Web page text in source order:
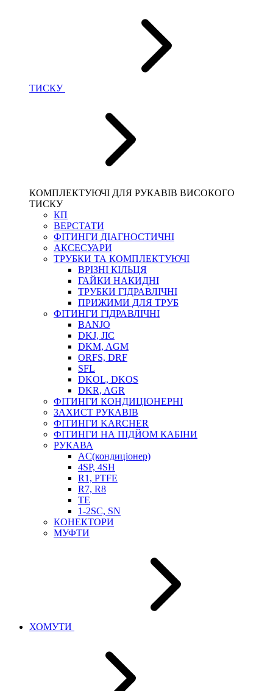
ТИСКУ
КОМПЛЕКТУЮЧІ ДЛЯ РУКАВІВ ВИСОКОГО
ТИСКУ
КП
ВЕРСТАТИ
ФІТИНГИ ДІАГНОСТИЧНІ
АКСЕСУАРИ
ТРУБКИ ТА КОМПЛЕКТУЮЧІ
ВРІЗНІ КІЛЬЦЯ
ГАЙКИ НАКИДНІ
ТРУБКИ ГІДРАВЛІЧНІ
ПРИЖИМИ ДЛЯ ТРУБ
ФІТИНГИ ГІДРАВЛІЧНІ
BANJO
DKJ, JIC
DKM, AGM
ORFS, DRF
SFL
DKOL, DKOS
DKR, AGR
ФІТИНГИ КОНДИЦІОНЕРНІ
ЗАХИСТ РУКАВІВ
ФІТИНГИ KARCHER
ФІТИНГИ НА ПІДЙОМ КАБІНИ
РУКАВА
AC(кондиціонер)
4SP, 4SH
R1, PTFE
R7, R8
TE
1-2SC, SN
КОНЕКТОРИ
МУФТИ
ХОМУТИ